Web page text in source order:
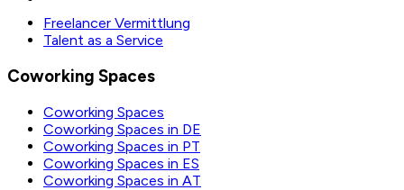
Freelancer Vermittlung
Talent as a Service
Coworking Spaces
Coworking Spaces
Coworking Spaces in DE
Coworking Spaces in PT
Coworking Spaces in ES
Coworking Spaces in AT